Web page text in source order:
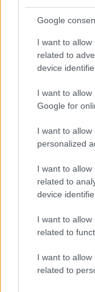
Google
I want to
related to
device
I want to
Google for
I want to
personalized
I want to
related to
device
I want to
related to
I want to
related to
F
a
ce
b
o
o
k
T
w
it
te
r
un
Delta